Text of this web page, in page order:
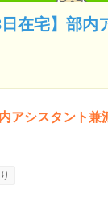
日在宅】部
アシスタント